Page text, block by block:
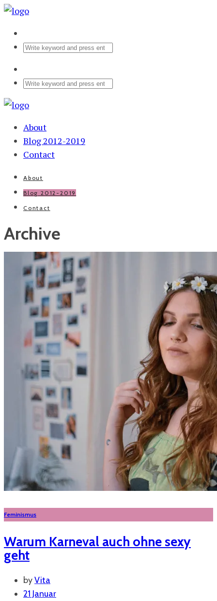
About
Blog 2012-2019
Contact
About
Blog 2012-2019
Contact
Archive
Feminismus
Warum Karneval auch ohne sexy
geht
byVita
21 Januar